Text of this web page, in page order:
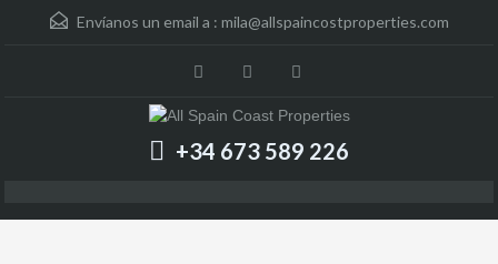
Envíanos un email a : mila@allspaincostproperties.com
+34 673 589 226